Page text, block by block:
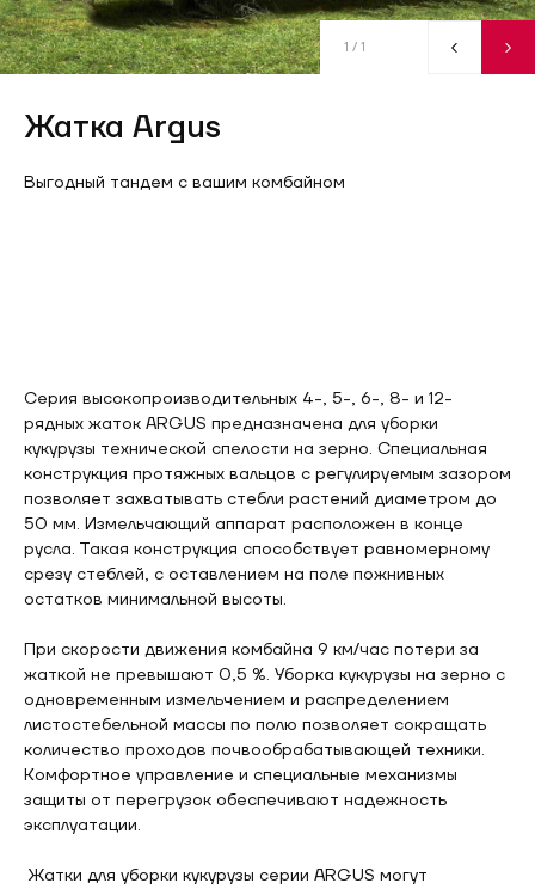
1 / 1
Жатка Argus
Выгодный тандем с вашим комбайном
Серия высокопроизводительных 4-, 5-, 6-, 8- и 12-
рядных жаток ARGUS предназначена для уборки
кукурузы технической спелости на зерно. Специальная
конструкция протяжных вальцов с регулируемым зазором
позволяет захватывать стебли растений диаметром до
50 мм. Измельчающий аппарат расположен в конце
русла. Такая конструкция способствует равномерному
срезу стеблей, с оставлением на поле пожнивных
остатков минимальной высоты.
При скорости движения комбайна 9 км/час потери за
жаткой не превышают 0,5 %. Уборка кукурузы на зерно с
одновременным измельчением и распределением
листостебельной массы по полю позволяет сокращать
количество проходов почвообрабатывающей техники.
Комфортное управление и специальные механизмы
защиты от перегрузок обеспечивают надежность
эксплуатации.
Жатки для уборки кукурузы серии ARGUS могут